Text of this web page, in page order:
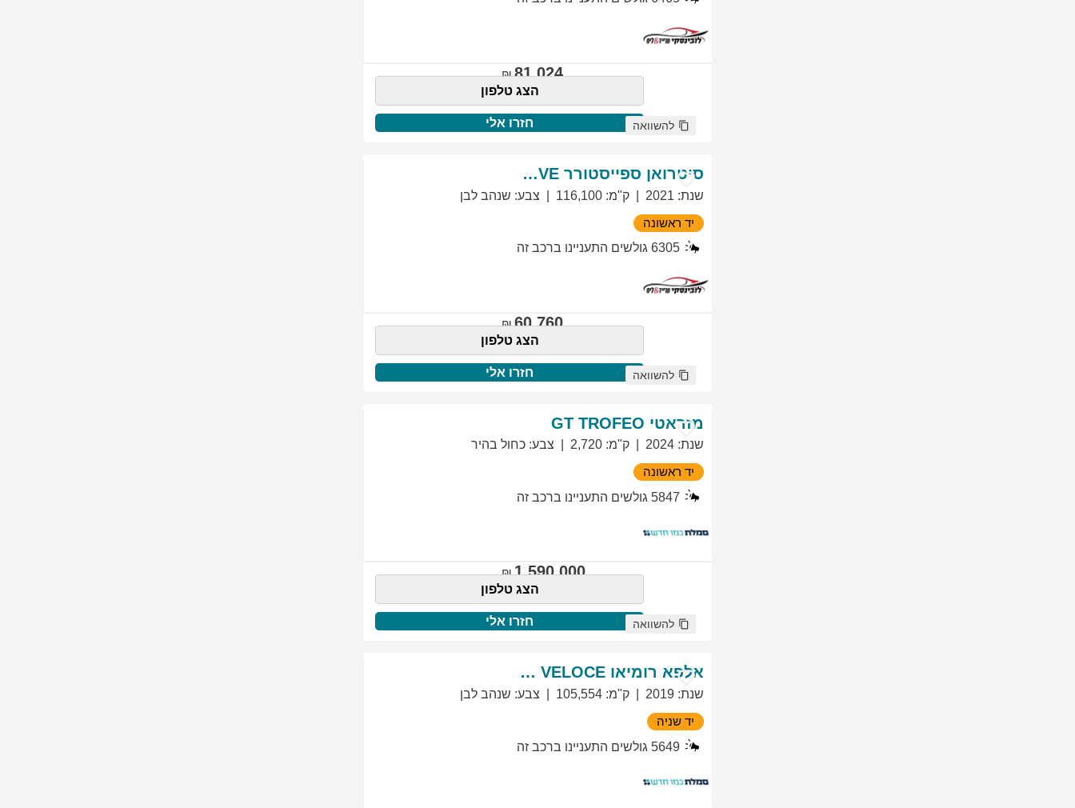
81,024
הצג טלפון
חזרו אלי להשוואה
סיטרואן ספייסטורר EXCLUSIVE
שנת:
2021 ק"מ:
116,100 צבע: שנהב לבן
יד ראשונה
6305 גולשים התעניינו ברכב זה
60,760
הצג טלפון
חזרו אלי להשוואה
מזראטי GT TROFEO
שנת:
2024 ק"מ:
2,720 צבע: כחול בהיר
יד ראשונה
5847 גולשים התעניינו ברכב זה
1,590,000
הצג טלפון
חזרו אלי להשוואה
אלפא רומיאו GIULIETTA VELOCE
שנת:
2019 ק"מ:
105,554 צבע: שנהב לבן
יד שניה
5649 גולשים התעניינו ברכב זה